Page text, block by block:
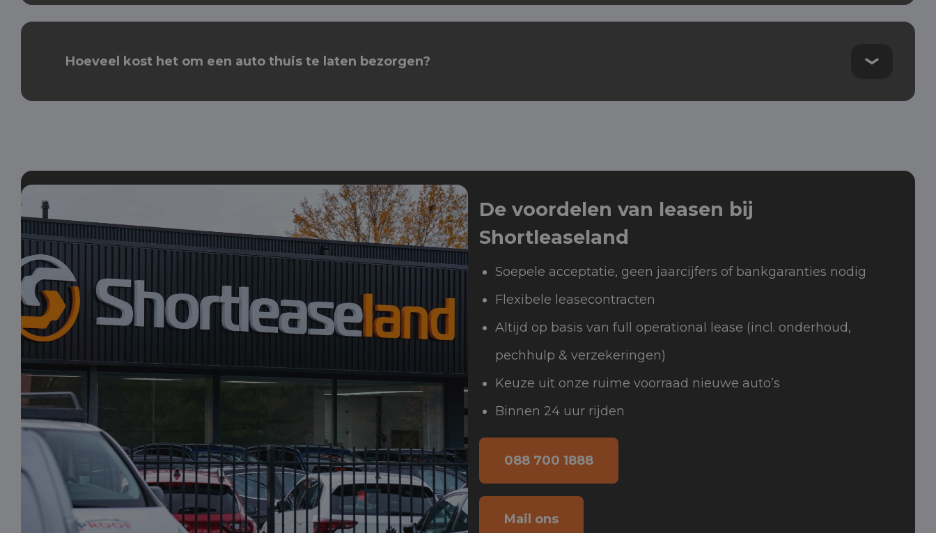
Hoeveel kost het om een auto thuis te laten bezorgen?
De voordelen van leasen bij
Shortleaseland
Soepele acceptatie, geen jaarcijfers of bankgaranties nodig
Flexibele leasecontracten
Altijd op basis van full operational lease (incl. onderhoud,
pechhulp & verzekeringen)
Keuze uit onze ruime voorraad nieuwe auto’s
Binnen 24 uur rijden
088 700 1888
Mail ons